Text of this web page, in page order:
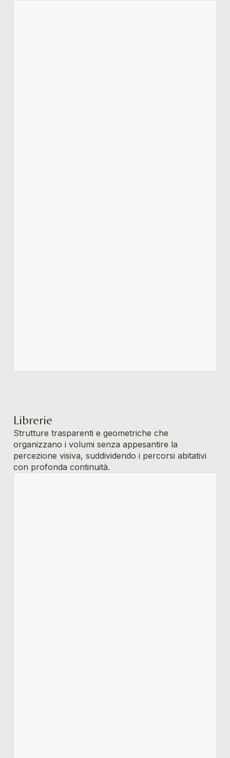
Librerie
Strutture trasparenti e geometriche che
organizzano i volumi senza appesantire la
percezione visiva, suddividendo i percorsi abitativi
con profonda continuità.